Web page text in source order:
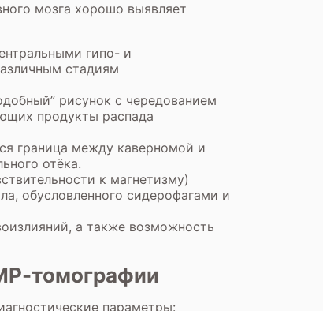
мозга хорошо выявляет
гипо- и
стадиям
рисунок с чередованием
продукты распада
граница между каверномой и
отёка.
к магнетизму)
обусловленного сидерофагами и
а также возможность
томографии
параметры: